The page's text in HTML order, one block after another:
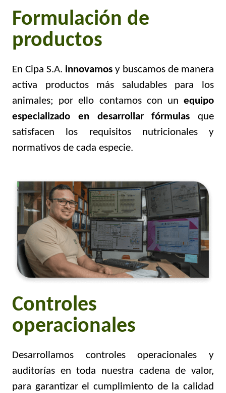
Formulación de
productos
En Cipa S.A. innovamos y buscamos de manera
activa productos más saludables para los
animales; por ello contamos con un equipo
especializado en desarrollar fórmulas que
satisfacen los requisitos nutricionales y
normativos de cada especie.
Controles
operacionales
Desarrollamos controles operacionales y
auditorías en toda nuestra cadena de valor,
para garantizar el cumplimiento de la calidad